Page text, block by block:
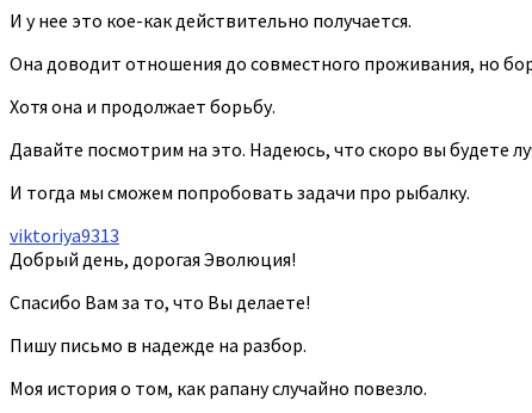
И у нее это кое-как действительно получается.
Она доводит отношения до совместного проживания, но
Хотя она и продолжает борьбу.
Давайте посмотрим на это. Надеюсь, что скоро вы будете
И тогда мы сможем попробовать задачи про рыбалку.
viktoriya9313
Добрый день, дорогая Эволюция!
Спасибо Вам за то, что Вы делаете!
Пишу письмо в надежде на разбор.
Моя история о том, как рапану случайно повезло.